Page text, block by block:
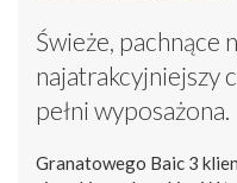
Świeże, pachnące
najatrakcyjniejszy
pełni wyposażona.
Granatowego Baic 3